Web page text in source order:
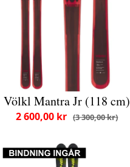
Völkl Mantra Jr (118 cm)
3 300,00 kr
2 600,00 kr